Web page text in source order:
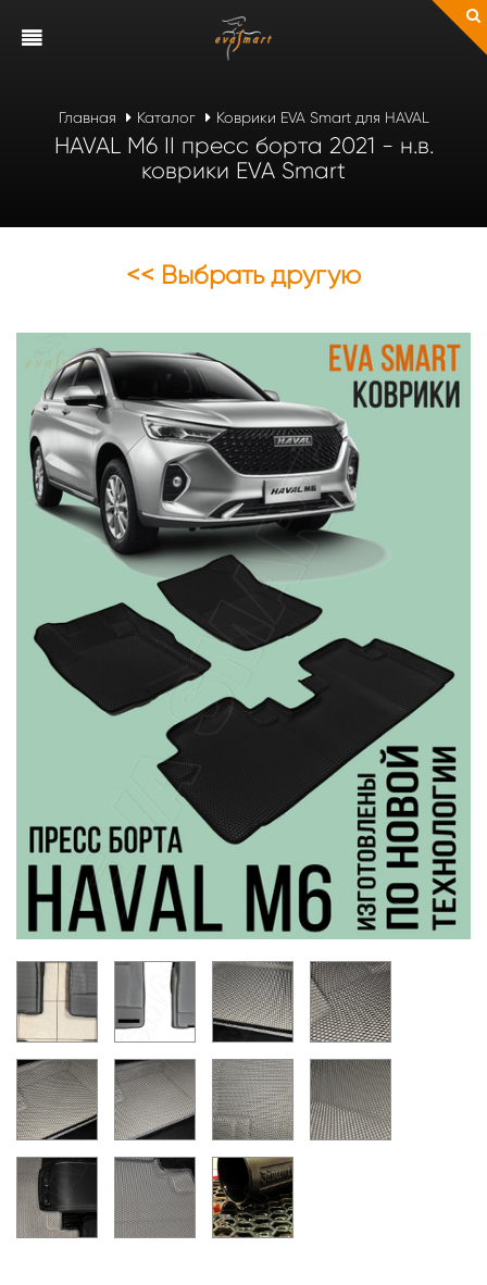
Главная Каталог Коврики EVA Smart для HAVAL
HAVAL M6 II пресс борта 2021 - н.в.
коврики EVA Smart
<< Выбрать другую